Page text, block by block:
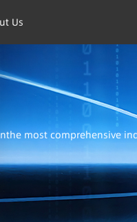
Us
most comprehensive